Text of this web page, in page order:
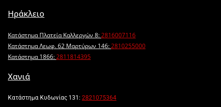
Ηράκλειο
Κατάστημα Πλατεία Καλλεργών 8:2816007116
Κατάστημα Λεωφ. 62 Μαρτύρων 146:2810255000
Κατάστημα 1866:2811814395
Χανιά
Κατάστημα Κυδωνίας 131: 2821075364